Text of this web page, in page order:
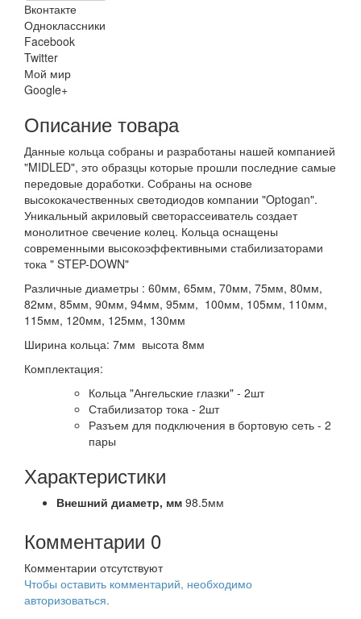
Вконтакте
Одноклассники
Facebook
Twitter
Мой мир
Google+
Описание товара
Данные кольца собраны и разработаны нашей компанией
"MIDLED", это образцы которые прошли последние самые
передовые доработки. Собраны на основе
высококачественных светодиодов компании "Optogan".
Уникальный акриловый светорассеиватель создает
монолитное свечение колец. Кольца оснащены
современными высокоэффективными стабилизаторами
тока " STEP-DOWN"
Различные диаметры : 60мм, 65мм, 70мм, 75мм, 80мм,
82мм, 85мм, 90мм, 94мм, 95мм, 100мм, 105мм, 110мм,
115мм, 120мм, 125мм, 130мм
Ширина кольца: 7мм высота 8мм
Комплектация:
Кольца "Ангельские глазки" - 2шт
Стабилизатор тока - 2шт
Разъем для подключения в бортовую сеть - 2
пары
Характеристики
Внешний диаметр, мм 98.5мм
Комментарии 0
Комментарии отсутствуют
Чтобы оставить комментарий, необходимо
авторизоваться.